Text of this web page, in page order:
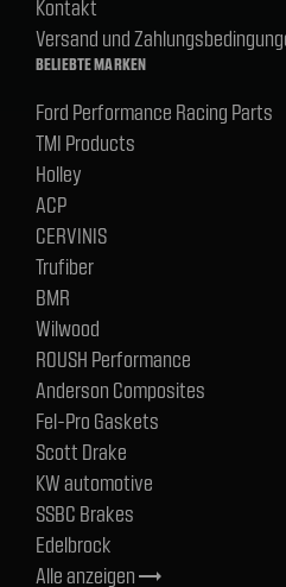
Kontakt
Versand und
BELIEBTE MARKEN
Ford Performance Racing Parts
TMI Products
Holley
ACP
CERVINIS
Trufiber
BMR
Wilwood
ROUSH Performance
Anderson Composites
Fel-Pro Gaskets
Scott Drake
KW automotive
SSBC Brakes
Edelbrock
Alle anzeigentrending_flat